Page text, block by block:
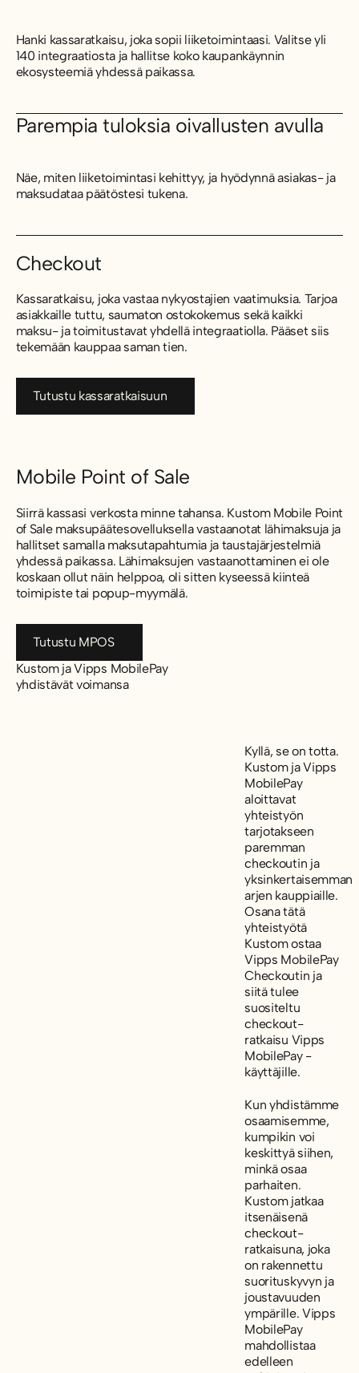
Hanki kassaratkaisu, joka sopii liiketoimintaasi. Valitse yli
140 integraatiosta ja hallitse koko kaupankäynnin
ekosysteemiä yhdessä paikassa.
Parempia tuloksia oivallusten avulla
Näe, miten liiketoimintasi kehittyy, ja hyödynnä asiakas- ja
maksudataa päätöstesi tukena.
Checkout
Kassaratkaisu, joka vastaa nykyostajien vaatimuksia. Tarjoa
asiakkaille tuttu, saumaton ostokokemus sekä kaikki
maksu- ja toimitustavat yhdellä integraatiolla. Pääset siis
tekemään kauppaa saman tien.
Tutustu kassaratkaisuun
Mobile Point of Sale
Siirrä kassasi verkosta minne tahansa. Kustom Mobile Point
of Sale maksupäätesovelluksella vastaanotat lähimaksuja ja
hallitset samalla maksutapahtumia ja taustajärjestelmiä
yhdessä paikassa. Lähimaksujen vastaanottaminen ei ole
koskaan ollut näin helppoa, oli sitten kyseessä kiinteä
toimipiste tai popup-myymälä.
Tutustu MPOS
Kustom ja Vipps MobilePay
yhdistävät voimansa
Kyllä, se on totta.
Kustom ja Vipps
MobilePay
aloittavat
yhteistyön
tarjotakseen
paremman
checkoutin ja
yksinkertaisemman
arjen kauppiaille.
Osana tätä
yhteistyötä
Kustom ostaa
Vipps MobilePay
Checkoutin ja
siitä tulee
suositeltu
checkout-
ratkaisu Vipps
MobilePay -
käyttäjille.
Kun yhdistämme
osaamisemme,
kumpikin voi
keskittyä siihen,
minkä osaa
parhaiten.
Kustom jatkaa
itsenäisenä
checkout-
ratkaisuna, joka
on rakennettu
suorituskyvyn ja
joustavuuden
ympärille. Vipps
MobilePay
mahdollistaa
edelleen